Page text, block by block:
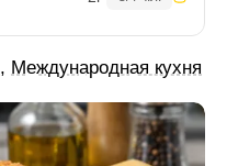
, Международная кухня